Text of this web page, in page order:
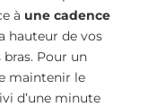
à une cadence
hauteur de vos
Pour un
maintenir le
d’une minute